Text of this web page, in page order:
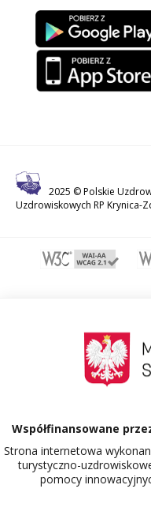
2025 © Polskie
Uzdrowiskowych RP Krynica-
Współfinansowane
Strona internetowa
turystyczno-
pomocy